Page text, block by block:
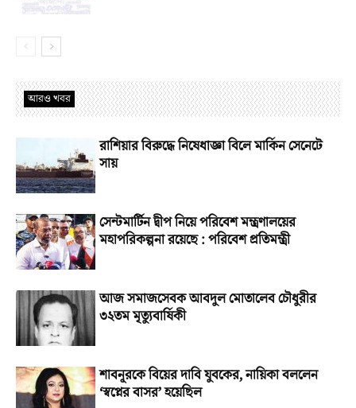
আরও খবর
রাশিয়ার বিরুদ্ধে নিষেধাজ্ঞা বিলে মার্কিন সেনেটে
সায়
সেন্টমার্টিন দ্বীপ নিয়ে পরিবেশ মন্ত্রণালয়ের
মহাপরিকল্পনা রয়েছে : পরিবেশ প্রতিমন্ত্রী
আজ সমাজসেবক আবদুল মোতালেব চৌধুরীর
৩২তম মৃত্যুবার্ষিকী
শাবনূরকে বিয়ের দাবি যুবকের, নায়িকা বললেন
‘স্বপ্নের বাসর’ হয়েছিল